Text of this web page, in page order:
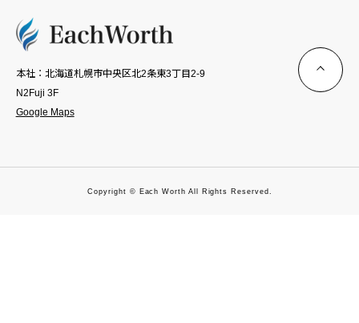
本社：北海道札幌市中央区北2条東3丁目2-9
N2Fuji 3F
Google Maps
Copyright © Each Worth All Rights Reserved.